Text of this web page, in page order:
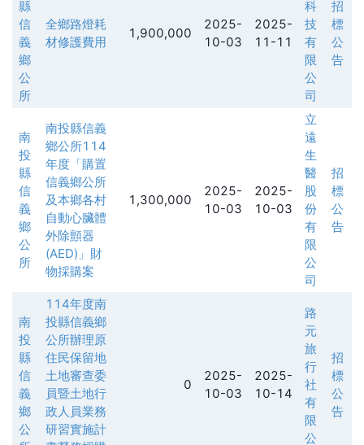
縣
信
義
鄉
公
所
全鄉路燈耗
材修護費用
1,900,000
2025-
10-03
2025-
11-11
科
技
有
限
公
司
招
標
公
告
南
投
縣
信
義
鄉
公
所
南投縣信義
鄉公所114
年度「購置
信義鄉公所
及本鄉各村
自動心臟體
外除顫器
(AED)」財
物採購案
1,300,000
2025-
10-03
2025-
10-03
立
遠
生
醫
股
份
有
限
公
司
招
標
公
告
南
投
縣
信
義
鄉
公
114年度南
投縣信義鄉
公所辦理原
住民保留地
土地審查委
員暨土地行
政人員業務
研習實施計
0
2025-
10-03
2025-
10-14
路
元
旅
行
社
有
限
公
招
標
公
告